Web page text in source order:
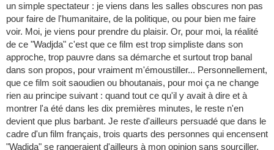
un simple spectateur : je viens dans les salles obscures non pas
pour faire de l'humanitaire, de la politique, ou pour bien me faire
voir. Moi, je viens pour prendre du plaisir. Or, pour moi, la réalité
de ce "Wadjda" c'est que ce film est trop simpliste dans son
approche, trop pauvre dans sa démarche et surtout trop banal
dans son propos, pour vraiment m'émoustiller... Personnellement,
que ce film soit saoudien ou bhoutanais, pour moi ça ne change
rien au principe suivant : quand tout ce qu'il y avait à dire et à
montrer l'a été dans les dix premières minutes, le reste n'en
devient que plus barbant. Je reste d'ailleurs persuadé que dans le
cadre d'un film français, trois quarts des personnes qui encensent
"Wadjda" se rangeraient d'ailleurs à mon opinion sans sourciller.